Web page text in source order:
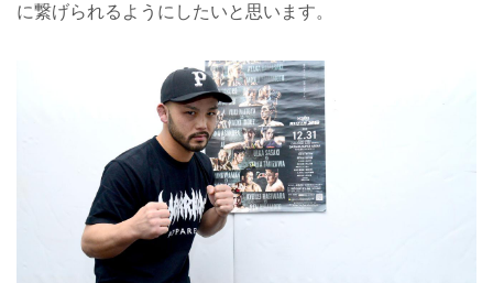
に繋げられるようにしたいと思います。